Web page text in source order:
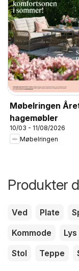
Møbelringen
hagemøbler
10/03 - 11/08/2026
Møbelringen
Produkter
Ved Plate
Kommode
Lys
Stol
Teppe